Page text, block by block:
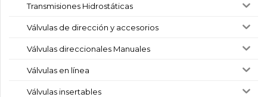
Transmisiones Hidrostáticas
Válvulas de dirección y accesorios
Válvulas direccionales Manuales
Válvulas en línea
Válvulas insertables